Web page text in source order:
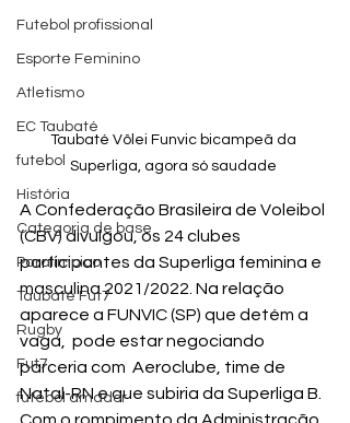
Futebol profissional
Esporte Feminino
Atletismo
EC Taubaté
futebol
História
Categoria de base
Paralímpico
Taubaté Fut7
Rugby
Fut7
futebol amador
Taubaté Vôlei Funvic bicampeã da
Superliga, agora só saudade
A Confederação Brasileira de Voleibol
(CBV) divulgou, os 24 clubes
participantes da Superliga feminina e
masculina 2021/2022. Na relação
aparece a FUNVIC (SP) que detém a
vaga,  pode estar negociando
parceria com  Aeroclube, time de
Natal-RN e que subiria da Superliga B.